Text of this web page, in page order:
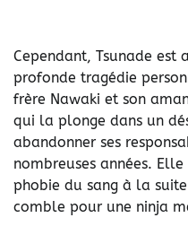
Cependant, Tsunade est
profonde tragédie
frère Nawaki et son
qui la plonge dans un
abandonner ses
nombreuses années.
phobie du sang à la
comble pour une ninja